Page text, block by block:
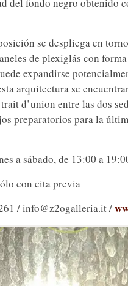
del fondo negro obtenido
se despliega en
de plexiglás con
expandirse
arquitectura se
d’union entre las dos
preparatorios para la
a sábado, de 13:00 a
con cita previa
/ info@z2ogalleria.it /